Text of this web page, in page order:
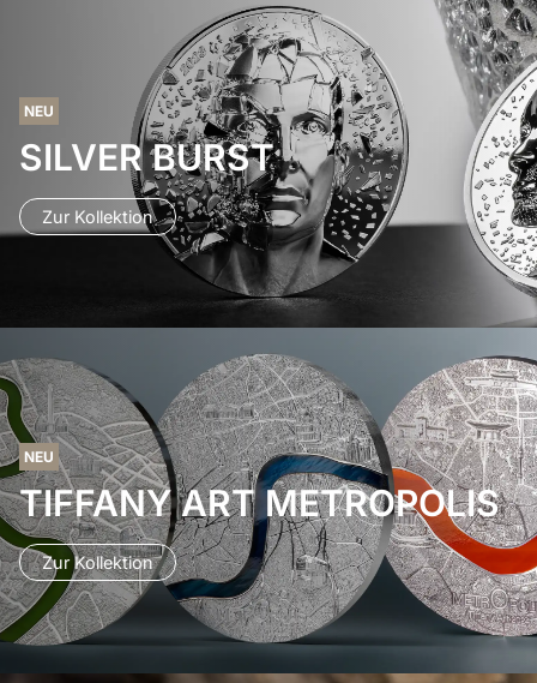
NEU
SILVER BURST
Zur Kollektion
NEU
TIFFANY ART METROPOLIS
Zur Kollektion